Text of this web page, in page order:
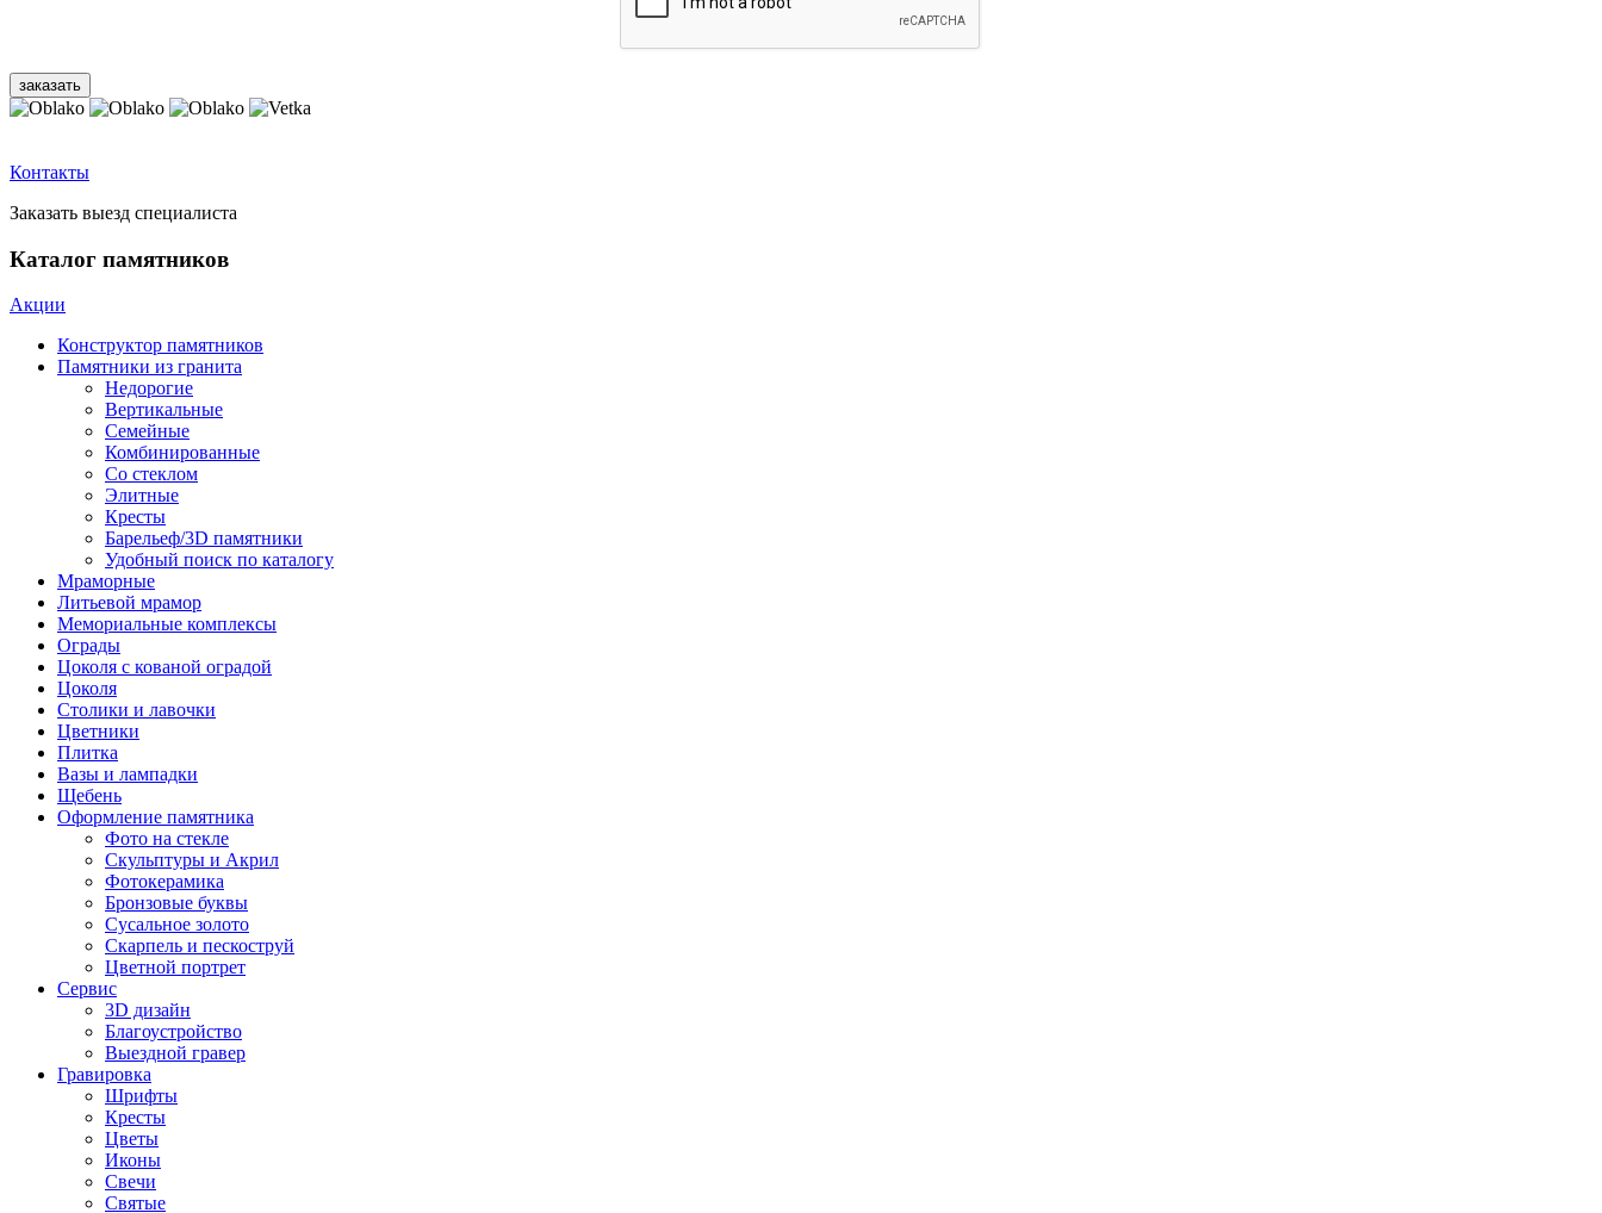
Контакты
Заказать выезд специалиста
Каталог памятников
Акции
Конструктор памятников
Памятники из гранита
Недорогие
Вертикальные
Семейные
Комбинированные
Со стеклом
Элитные
Кресты
Барельеф/3D памятники
Удобный поиск по каталогу
Мраморные
Литьевой мрамор
Мемориальные комплексы
Ограды
Цоколя с кованой оградой
Цоколя
Столики и лавочки
Цветники
Плитка
Вазы и лампадки
Щебень
Оформление памятника
Фото на стекле
Скульптуры и Акрил
Фотокерамика
Бронзовые буквы
Сусальное золото
Скарпель и пескоструй
Цветной портрет
Сервис
3D дизайн
Благоустройство
Выездной гравер
Гравировка
Шрифты
Кресты
Цветы
Иконы
Свечи
Святые